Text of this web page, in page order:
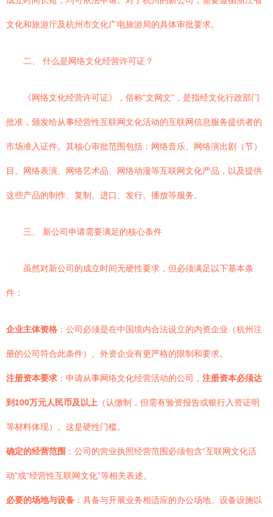
文化和旅游厅及杭州市文化广电旅游局的具体审批要求。
二、 什么是网络文化经营许可证？
《网络文化经营许可证》，俗称“文网文”，是指经文化行政部门
批准，颁发给从事经营性互联网文化活动的互联网信息服务提供者的
市场准入证件。其核心审批范围包括：网络音乐、网络演出剧（节）
目、网络表演、网络艺术品、网络动漫等互联网文化产品，以及提供
这些产品的制作、复制、进口、发行、播放等服务。
三、 新公司申请需要满足的核心条件
虽然对新公司的成立时间无硬性要求，但必须满足以下基本条
件：
企业主体资格 ：公司必须是在中国境内合法设立的内资企业（杭州注
册的公司符合此条件）。外资企业有更严格的限制和要求。
注册资本要求 ：申请从事网络文化经营活动的公司， 注册资本必须达
到100万元人民币及以上 （认缴制，但需有验资报告或银行入资证明
等材料体现）。这是硬性门槛。
确定的经营范围 ：公司的营业执照经营范围必须包含“互联网文化活
动”或“经营性互联网文化”等相关表述。
必要的场地与设备 ：具备与开展业务相适应的办公场地、设备设施以